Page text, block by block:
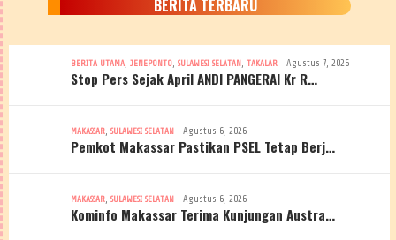
BERITA TERBARU
BERITA UTAMA, JENEPONTO, SULAWESI SELATAN, TAKALAR Agustus 7, 2026
Stop Pers Sejak April ANDI PANGERAI Kr R…
MAKASSAR, SULAWESI SELATAN Agustus 6, 2026
Pemkot Makassar Pastikan PSEL Tetap Berj…
MAKASSAR, SULAWESI SELATAN Agustus 6, 2026
Kominfo Makassar Terima Kunjungan Austra…